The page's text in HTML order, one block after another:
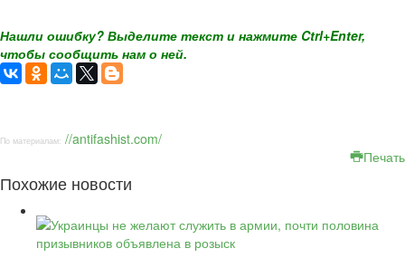
Нашли ошибку? Выделите текст и нажмите Ctrl+Enter,
чтобы сообщить нам о ней.
По материалам: //antifashist.com/
Печать
Похожие новости